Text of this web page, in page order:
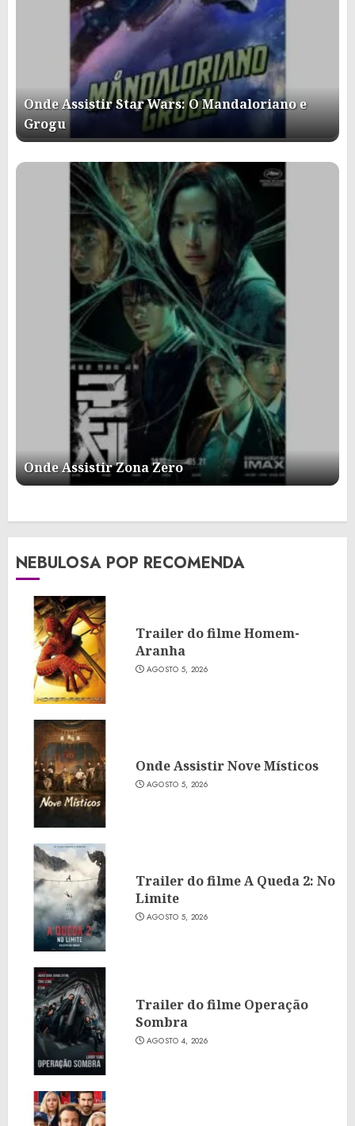
Onde Assistir Star Wars: O Mandaloriano e
Grogu
Onde Assistir Zona Zero
NEBULOSA POP RECOMENDA
Trailer do filme Homem-
Aranha
AGOSTO 5, 2026
Onde Assistir Nove Místicos
AGOSTO 5, 2026
Trailer do filme A Queda 2: No
Limite
AGOSTO 5, 2026
Trailer do filme Operação
Sombra
AGOSTO 4, 2026